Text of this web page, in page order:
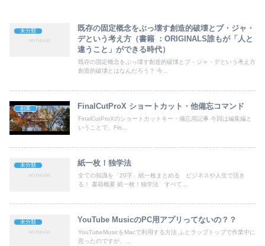
未分類
既存の固定概念をぶっ壊す創造的破壊とブ・ジャ・
デという考え方（書籍 ：ORIGINALS誰もが「人と
違うこと」ができる時代）
既存の固定概念をぶっ壊す創造的破壊とブ・ジャ・デという考え方
創造的破壊とはなんだろう？ 今...
副業 FinalCutProX ショートカット・他備忘コマンド
FinalCutProXのショートカットキー・備忘用記事 今回は編集編と
いうことで、Fin...
未分類 紙一枚！独学法
全ての知識を「20字」紙一枚まとめる ビジネスや人生で活き
る！ 書籍概要 紙一枚！独学法 すべて...
未分類 YouTube MusicのPC用アプリってないの？？
YouTubeMusicをMacで利用する方法 ふとラップトップで作業中に
思ったのですが、...